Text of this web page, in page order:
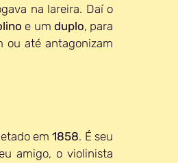
na lareira. Daí o
e um duplo
ou até antagonizam
em 1858